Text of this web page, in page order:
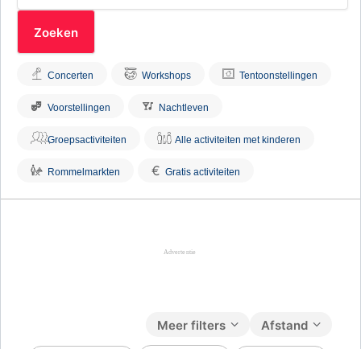
Concerten Workshops Tentoonstellingen
Voorstellingen Nachtleven
Groepsactiviteiten Alle activiteiten met kinderen
Rommelmarkten € Gratis activiteiten
Afstand
Meer filters